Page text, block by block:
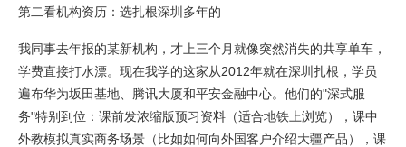
第二看机构资历：选扎根深圳多年的
我同事去年报的某新机构，才上三个月就像突然消失的共享单车，
学费直接打水漂。现在我学的这家从2012年就在深圳扎根，学员
遍布华为坂田基地、腾讯大厦和平安金融中心。他们的"深式服
务"特别到位：课前发浓缩版预习资料（适合地铁上浏览），课中
外教模拟真实商务场景（比如如何向外国客户介绍大疆产品），课